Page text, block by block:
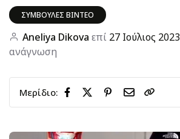
ΣΥΜΒΟΥΛΈΣ ΒΊΝΤΕΟ
Aneliya Dikova επί 27 Ιούλιος 2023
ανάγνωση
Μερίδιο: